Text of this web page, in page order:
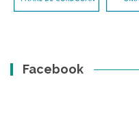
Facebook